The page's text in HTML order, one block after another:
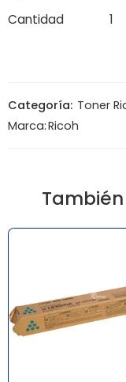
Cantidad 1
Categoría: Toner
Marca:Ricoh